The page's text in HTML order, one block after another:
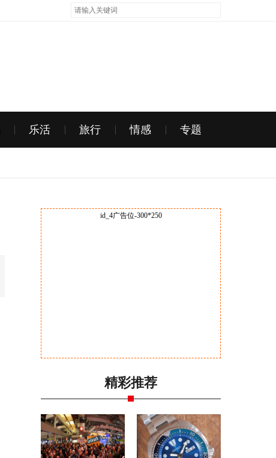
乐活 旅行 情感 专题
id_4广告位-300*250
精彩推荐